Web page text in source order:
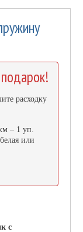
расходку
– 1 уп.
или
с